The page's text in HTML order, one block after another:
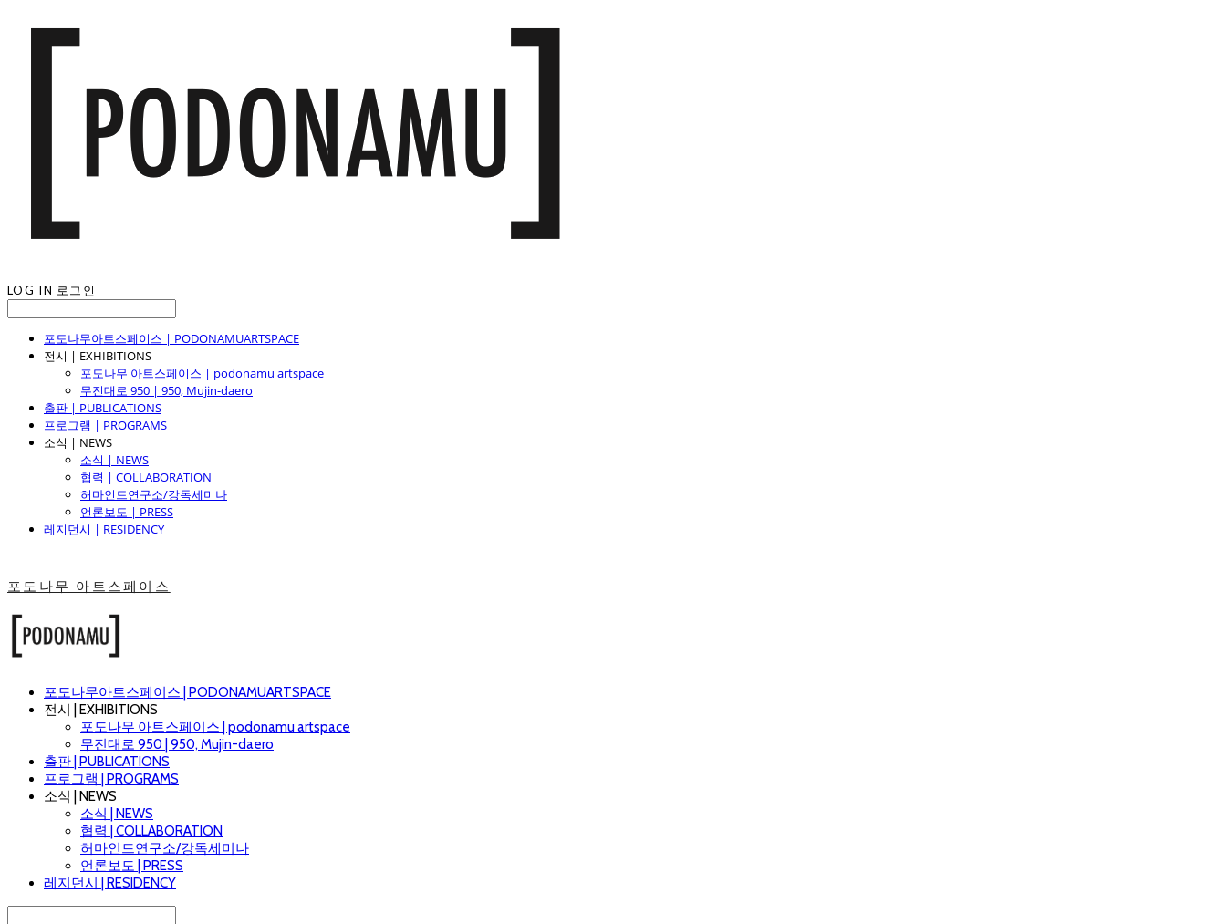
LOG IN 로그인
포도나무아트스페이스 | PODONAMUARTSPACE
전시 | EXHIBITIONS
포도나무 아트스페이스 | podonamu artspace
무진대로 950 | 950, Mujin-daero
출판 | PUBLICATIONS
프로그램 | PROGRAMS
소식 | NEWS
소식 | NEWS
협력 | COLLABORATION
허마인드연구소/강독세미나
언론보도 | PRESS
레지던시 | RESIDENCY
포도나무 아트스페이스
포도나무아트스페이스 | PODONAMUARTSPACE
전시 | EXHIBITIONS
포도나무 아트스페이스 | podonamu artspace
무진대로 950 | 950, Mujin-daero
출판 | PUBLICATIONS
프로그램 | PROGRAMS
소식 | NEWS
소식 | NEWS
협력 | COLLABORATION
허마인드연구소/강독세미나
언론보도 | PRESS
레지던시 | RESIDENCY